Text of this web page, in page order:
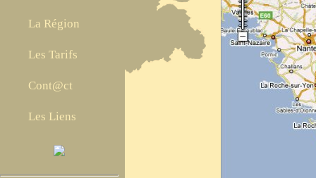
La Région
Les Tarifs
Cont@ct
Les Liens